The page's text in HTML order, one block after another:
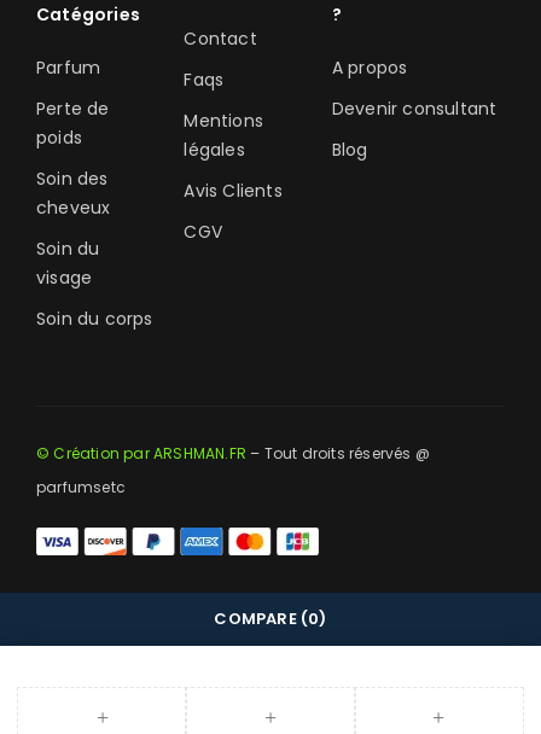
?
A propos
Devenir consultant
Blog
Contact
Faqs
Mentions
légales
Avis Clients
CGV
Catégories
Parfum
Perte de
poids
Soin des
cheveux
Soin du
visage
Soin du corps
© Création par ARSHMAN.FR – Tout droits réservés @
parfumsetc
COMPARE (0)